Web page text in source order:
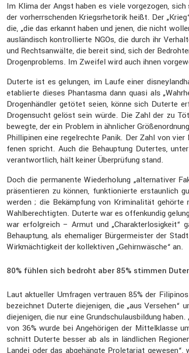
Im Klima der Angst haben es viele vorge­zogen,
der vorherr­schenden Kriegs­rhe­torik heißt. Der
die, „die das erkannt haben und jenen, die nicht
auslän­disch kontrol­lierte NGOs, die durch ihr
und Rechts­an­wälte, die bereit sind, sich der
Drogen­pro­blems. Im Zweifel wird auch ihnen
Duterte ist es gelungen, im Laufe einer
etablierte dieses Phantasma dann quasi als
Drogen­händler getötet seien, könne sich Duterte
Drogen­sucht gelöst sein würde. Die Zahl der zu
bewegte, der ein Problem in ähnli­cher
Philli­pinen eine regel­rechte Panik. Der Zahl von
fenen spricht. Auch die Behaup­tung Dutertes,
verant­wort­lich, hält keiner Überprü­fung stand.
Doch die perma­nente Wieder­ho­lung „alter­na­tiver
präsen­tieren zu können, funktio­nierte erstaun­lich
werden ; die Bekämp­fung von Krimi­na­lität
Wahlbe­rech­tigten. Duterte war es offen­kundig
war erfolg­reich – Armut und „Charak­ter­lo­sig­keit“
Behaup­tung, als ehema­liger Bürger­meister der
Wirkmäch­tig­keit der kollek­tiven „Gehirn­wä­sche“ an.
80% fühlen sich bedroht aber 85% stimmen
Laut aktueller Umfragen vertrauen 85% der
bezeichnet Duterte dieje­nigen, die „aus
dieje­nigen, die nur eine Grund­schul­aus­bil­dung
von 36% wurde bei Angehö­rigen der Mittel­klasse
schnitt Duterte besser ab als in ländli­chen
Landei oder das abgehängte Prole­ta­riat